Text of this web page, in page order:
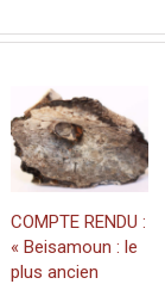
COMPTE RENDU :
« Beisamoun : le
plus ancien